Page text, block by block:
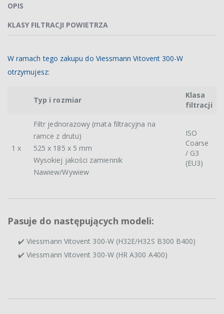
OPIS
KLASY FILTRACJI POWIETRZA
W ramach tego zakupu do Viessmann Vitovent 300-W
otrzymujesz:
Typ i rozmiar
Klasa
filtracji
1 x
Filtr jednorazowy (mata filtracyjna na
ramce z drutu)
525 x 185 x 5 mm
Wysokiej jakości zamiennik
Nawiew/Wywiew
ISO
Coarse
/ G3
(EU3)
Pasuje do następujących modeli:
✔️ Viessmann Vitovent 300-W (H32E/H32S B300 B400)
✔️ Viessmann Vitovent 300-W (HR A300 A400)